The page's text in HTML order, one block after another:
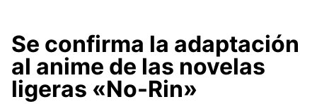
Se confirma la adaptación
al anime de las novelas
ligeras «No-Rin»